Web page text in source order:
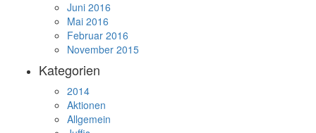
Juni 2016
Mai 2016
Februar 2016
November 2015
Kategorien
2014
Aktionen
Allgemein